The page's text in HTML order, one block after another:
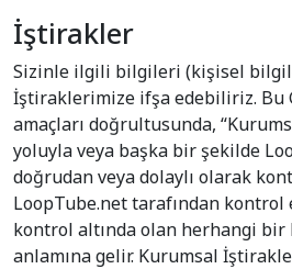
İştirakler
Sizinle ilgili bilgileri (kişisel
İştiraklerimize ifşa edebiliriz. Bu
amaçları doğrultusunda,
yoluyla veya başka bir şekilde
doğrudan veya dolaylı olarak
LoopTube.net tarafından kontrol
kontrol altında olan herhangi
anlamına gelir. Kurumsal